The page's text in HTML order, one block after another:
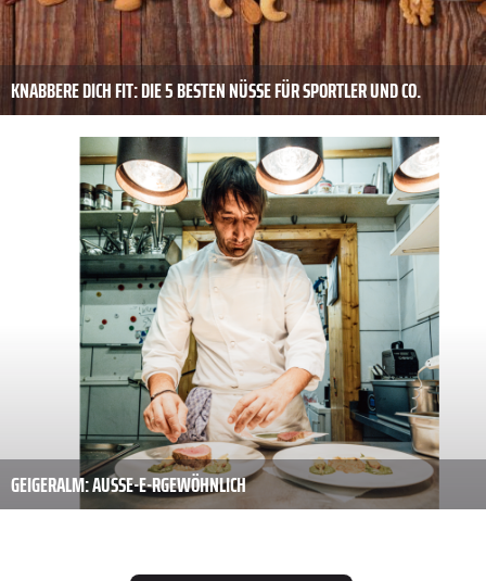
KNABBERE DICH FIT: DIE 5 BESTEN NÜSSE FÜR SPORTLER UND CO.
GEIGERALM: AUSSE-E-R­GEWÖHNLICH